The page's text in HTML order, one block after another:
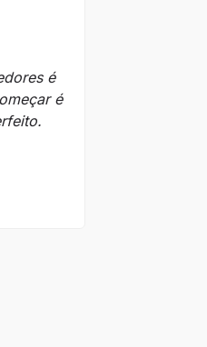
é
é